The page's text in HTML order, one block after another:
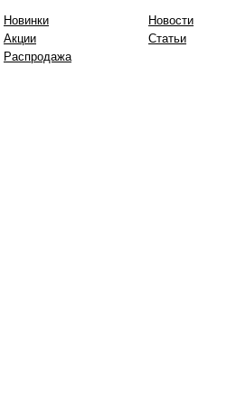
Новинки
Акции
Распродажа
Новости
Статьи